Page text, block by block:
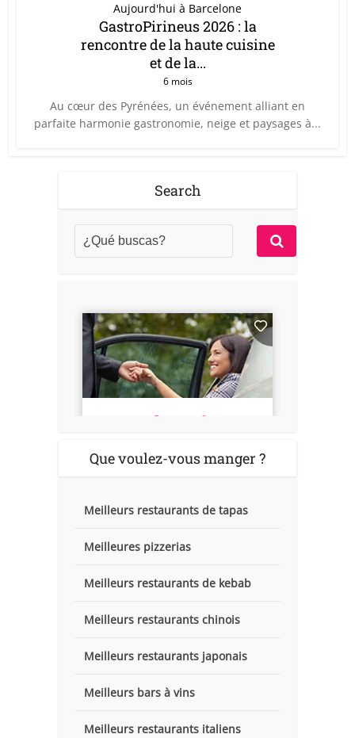
Aujourd'hui à Barcelone
GastroPirineus 2026 : la
rencontre de la haute cuisine
et de la...
6 mois
Au cœur des Pyrénées, un événement alliant en
parfaite harmonie gastronomie, neige et paysages à...
Search
Que voulez-vous manger ?
Meilleurs restaurants de tapas
Meilleures pizzerias
Meilleurs restaurants de kebab
Meilleurs restaurants chinois
Meilleurs restaurants japonais
Meilleurs bars à vins
Meilleurs restaurants italiens